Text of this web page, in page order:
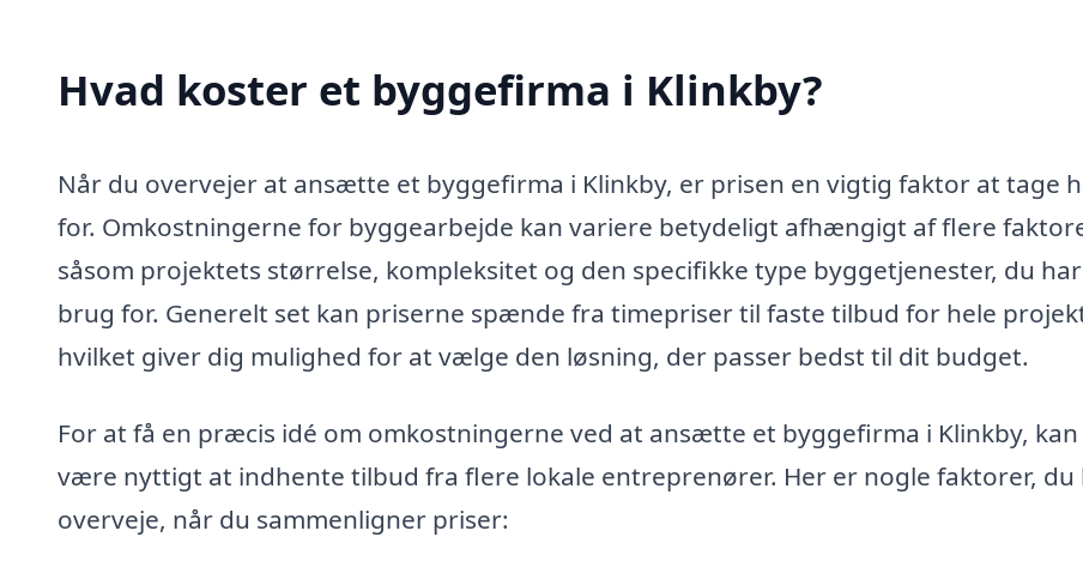
Hvad koster et byggefirma i Klinkby?
Når du overvejer at ansætte et byggefirma i Klinkby, er prisen en vigtig faktor at tage
for. Omkostningerne for byggearbejde kan variere betydeligt afhængigt af flere
såsom projektets størrelse, kompleksitet og den specifikke type byggetjenester, du har
brug for. Generelt set kan priserne spænde fra timepriser til faste tilbud for hele
hvilket giver dig mulighed for at vælge den løsning, der passer bedst til dit budget.
For at få en præcis idé om omkostningerne ved at ansætte et byggefirma i Klinkby,
være nyttigt at indhente tilbud fra flere lokale entreprenører. Her er nogle faktorer, du
overveje, når du sammenligner priser: